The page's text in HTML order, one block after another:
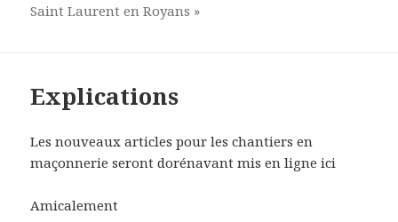
Saint Laurent en Royans »
Explications
Les nouveaux articles pour les chantiers en
maçonnerie seront dorénavant mis en ligne ici
Amicalement